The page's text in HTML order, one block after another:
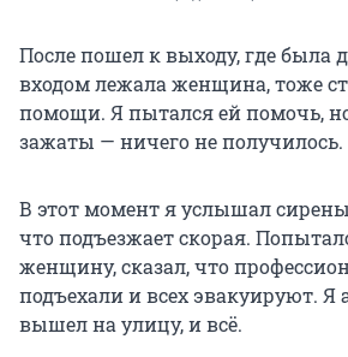
После пошел к выходу, где была
входом лежала женщина, тоже
помощи. Я пытался ей помочь,
зажаты — ничего не получилось.
В этот момент я услышал
что подъезжает скорая.
женщину, сказал, что
подъехали и всех эвакуируют. Я
вышел на улицу, и всё.